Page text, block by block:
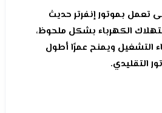
بموتور إنفرتر حديث
الكهرباء بشكل ملحوظ،
التشغيل ويمنح عمرًا أطول
التقليدي.